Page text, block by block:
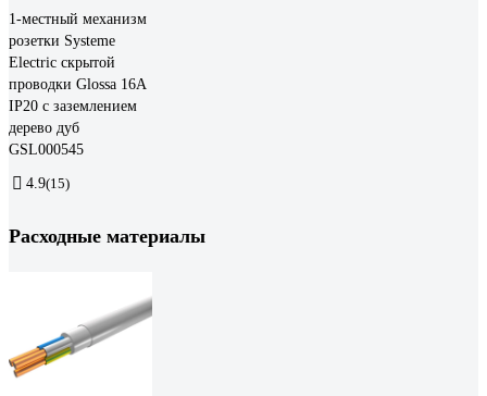
1-местный механизм
розетки Systeme
Electric скрытой
проводки Glossa 16А
IP20 с заземлением
дерево дуб
GSL000545
4.9(15)
Расходные материалы